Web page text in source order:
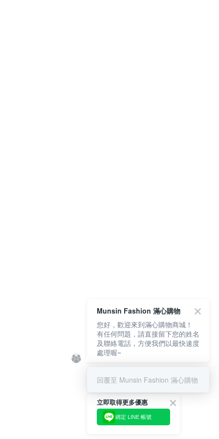
立即取得更多優惠
綁定 LINE 帳號
Munsin Fashion 滿心購物
您好，歡迎來到滿心購物商城！
有任何問題，請直接留下您的姓名
及聯絡電話，方便我們以最快速度
處理喔~
回覆至 Munsin Fashion 滿心購物